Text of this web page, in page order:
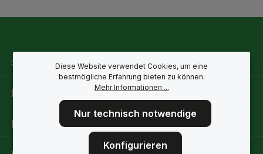
Service-Hotline
Rechtliche Hinweise
Informationen
Diese Website verwendet Cookies, um eine
bestmögliche Erfahrung bieten zu können.
Mehr Informationen ...
Nur technisch notwendige
Konfigurieren